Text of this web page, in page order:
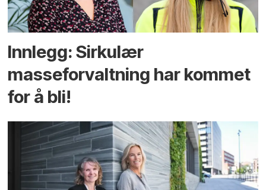
Innlegg: Sirkulær
masseforvaltning har kommet
for å bli!